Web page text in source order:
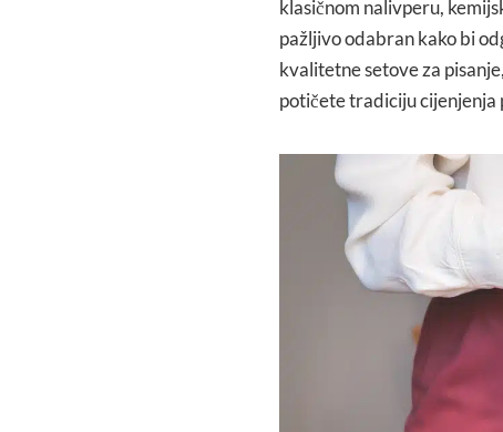
klasičnom nalivperu,
pažljivo odabran kako bi
kvalitetne setove za
potičete tradiciju cijenjenja